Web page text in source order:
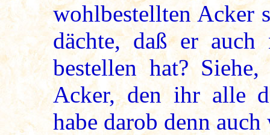
wohlbestellten Acker
dächte, daß er
bestellen hat?
Acker, den ihr alle
habe darob denn